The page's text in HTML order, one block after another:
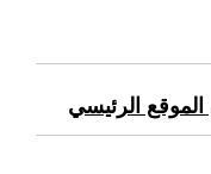
الرئيسي